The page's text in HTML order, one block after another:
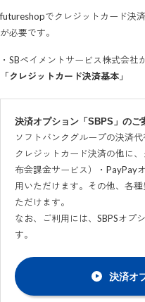
futureshopでクレジットカード決
が必要です。
・SBペイメントサービス株式会社
「クレジットカード決済基本」
決済オプション「SBPS」のご
ソフトバンクグループの決済代
クレジットカード決済の他に
布会課金サービス）・PayPay
用いただけます。その他、各
ただけます。
なお、ご利用には、SBPSオプ
す。
決済オ